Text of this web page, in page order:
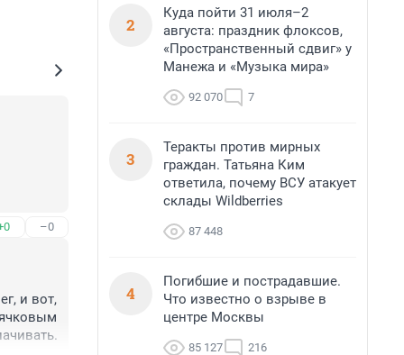
–0
и вот,
2
Куда пойти 31 июля–2
августа: праздник флоксов,
«Пространственный сдвиг» у
Манежа и «Музыка мира»
92 070 7
3
Теракты против мирных
граждан. Татьяна Ким
ответила, почему ВСУ атакует
склады Wildberries
87 448
4
Погибшие и пострадавшие.
Что известно о взрыве в
центре Москвы
85 127 216